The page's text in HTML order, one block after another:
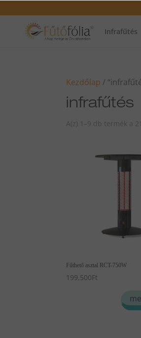
Infrafűtés
Kezdőlap /
infrafűtés
A(z) 1–9 db termék a
Fűthető asztal RCT-750W
199,500Ft